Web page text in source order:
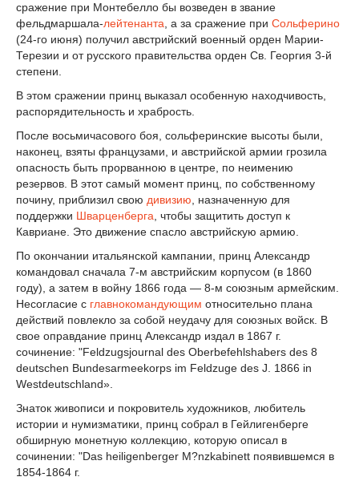
сражение при Монтебелло бы возведен в звание
фельдмаршала-лейтенанта, а за сражение при Сольферино
(24-го июня) получил австрийский военный орден Марии-
Терезии и от русского правительства орден Св. Георгия 3-й
степени.
В этом сражении принц выказал особенную находчивость,
распорядительность и храбрость.
После восьмичасового боя, сольферинские высоты были,
наконец, взяты французами, и австрийской армии грозила
опасность быть прорванною в центре, по неимению
резервов. В этот самый момент принц, по собственному
почину, приблизил свою дивизию , назначенную для
поддержки Шварценберга , чтобы защитить доступ к
Кавриане. Это движение спасло австрийскую армию.
По окончании итальянской кампании, принц Александр
командовал сначала 7-м австрийским корпусом (в 1860
году), a затем в войну 1866 года — 8-м союзным армейским.
Несогласие с главнокомандующим относительно плана
действий повлекло за собой неудачу для союзных войск. В
свое оправдание принц Александр издал в 1867 г.
сочинение: "Feldzugsjournal des Oberbefehlshabers des 8
deutschen Bundesarmeekorps im Feldzuge des J. 1866 in
Westdeutschland».
Знаток живописи и покровитель художников, любитель
истории и нумизматики, принц собрал в Гейлигенберге
обширную монетную коллекцию, которую описал в
сочинении: "Das heiligenberger M?nzkabinett появившемся в
1854-1864 г.